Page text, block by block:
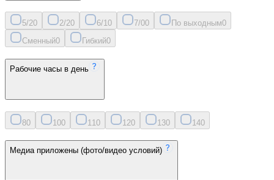
5/20 2/20 6/10 7/00 По выходным0
Сменный0 Гибкий0
Рабочие часы в день
80 100 11 0 120 130 140
Медиа приложены (фото/видео условий)